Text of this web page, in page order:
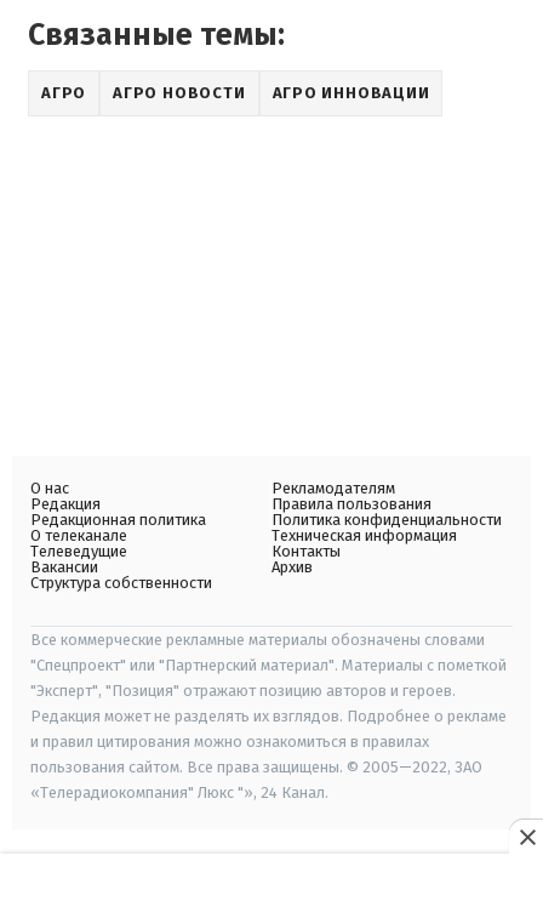
Связанные темы:
АГРО АГРО НОВОСТИ АГРО ИННОВАЦИИ
О нас
Редакция
Редакционная политика
О телеканале
Телеведущие
Вакансии
Структура собственности
Рекламодателям
Правила пользования
Политика конфиденциальности
Техническая информация
Контакты
Архив
Все коммерческие рекламные материалы обозначены словами
"Спецпроект" или "Партнерский материал". Материалы с пометкой
"Эксперт", "Позиция" отражают позицию авторов и героев.
Редакция может не разделять их взглядов. Подробнее о рекламе
и правил цитирования можно ознакомиться в правилах
пользования сайтом. Все права защищены. © 2005—2022, ЗАО
«Телерадиокомпания" Люкс "», 24 Канал.